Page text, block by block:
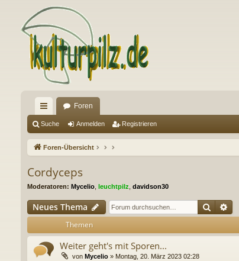
ch
ne
ug
Foren
Suche Anmelden Registrieren
Foren-Übersicht
Cordyceps
Moderatoren: Mycelio leuchtpilz davidson30
Neues Thema Suche
Themen
Weiter geht's mit Sporen...
von Mycelio » Montag, 20. März 2023 02:28